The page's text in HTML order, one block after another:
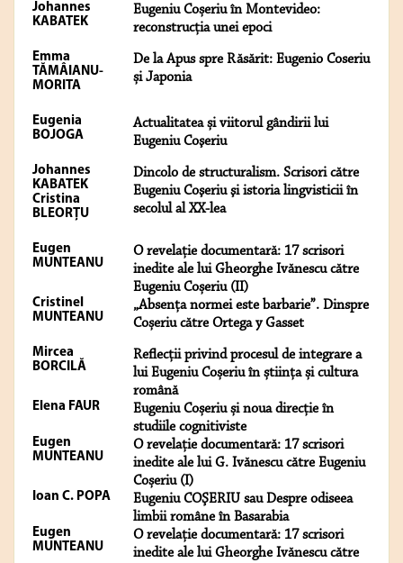
Johannes
KABATEK
Eugeniu Coșeriu în Montevideo:
reconstrucția unei epoci
Emma
TĂMÂIANU-
MORITA
De la Apus spre Răsărit: Eugenio Coseriu
și Japonia
Eugenia
BOJOGA
Actualitatea și viitorul gândirii lui
Eugeniu Coşeriu
Johannes
KABATEK
Cristina
BLEORȚU
Dincolo de structuralism. Scrisori către
Eugeniu Coşeriu şi istoria lingvisticii în
secolul al XX-lea
Eugen
MUNTEANU
O revelație documentară: 17 scrisori
inedite ale lui Gheorghe Ivănescu către
Eugeniu Coșeriu (II)
Cristinel
MUNTEANU
„Absenţa normei este barbarie”. Dinspre
Coșeriu către Ortega y Gasset
Mircea
BORCILĂ
Reflecții privind procesul de integrare a
lui Eugeniu Coșeriu în știința și cultura
română
Elena FAUR
Eugeniu Coșeriu și noua direcție în
studiile cognitiviste
Eugen
MUNTEANU
O revelație documentară: 17 scrisori
inedite ale lui G. Ivănescu către Eugeniu
Coșeriu (I)
Ioan C. POPA
Eugeniu COŞERIU sau Despre odiseea
limbii române în Basarabia
Eugen
MUNTEANU
O revelație documentară: 17 scrisori
inedite ale lui Gheorghe Ivănescu către